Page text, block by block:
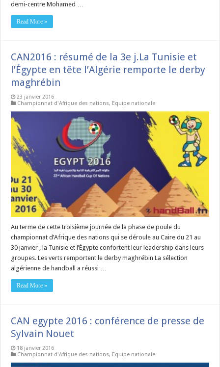
demi-centre Mohamed …
Read More »
CAN2016 : résumé de la 3e j.La Tunisie et
l’Égypte en tête l’Algérie remporte le derby
maghrébin
23 janvier 2016
Championnat d'Afrique des nations, Equipe nationale
Au terme de cette troisième journée de la phase de poule du
championnat d’Afrique des nations qui se déroule au Caire du 21 au
30 janvier , la Tunisie et l’Égypte confortent leur leadership dans leurs
groupes. Les verts remportent le derby maghrébin La sélection
algérienne de handball a réussi …
Read More »
CAN egypte 2016 : conférence de presse de
Sylvain Nouet
18 janvier 2016
Championnat d'Afrique des nations, Equipe nationale